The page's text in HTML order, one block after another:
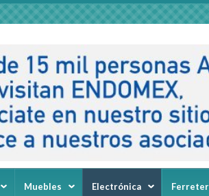
Muebles Electrónica